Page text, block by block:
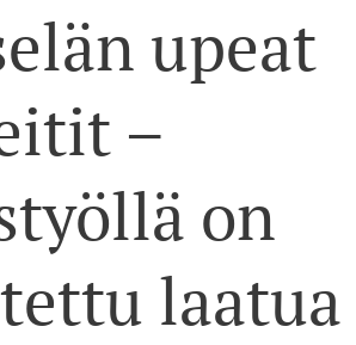
upeat
–
on
laatua